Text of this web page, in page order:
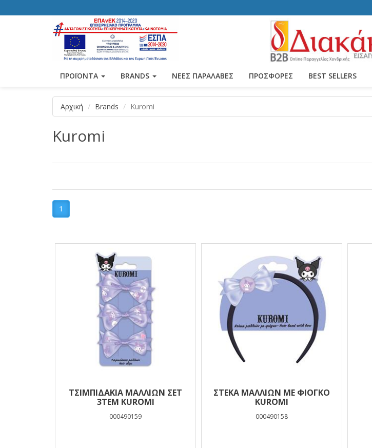
ΠΡΟΪΟΝΤΑ BRANDS ΝΕΕΣ ΠΑΡΑΛΑΒΕΣ ΠΡΟΣΦΟΡΕΣ BEST SELLERS
Αρχική Brands Kuromi
Kuromi
1
Αποτελέσματα
ΤΣΙΜΠΙΔΑΚΙΑ ΜΑΛΛΙΩΝ ΣΕΤ
3ΤΕΜ KUROMI
000490159
ΣΤΕΚΑ ΜΑΛΛΙΩΝ ΜΕ ΦΙΟΓΚΟ
KUROMI
000490158